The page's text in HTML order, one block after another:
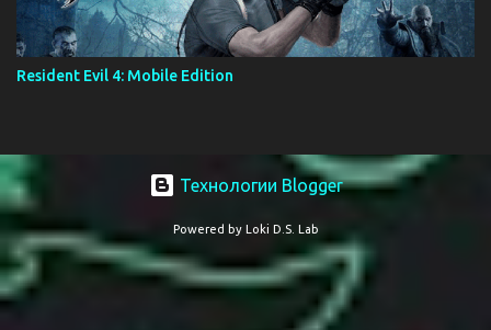
Resident Evil 4: Mobile Edition
Технологии Blogger
Powered by Loki D.S. Lab